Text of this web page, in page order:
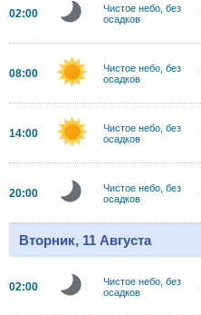
02:00
Чистое небо, без
осадков
08:00
Чистое небо, без
осадков
14:00
Чистое небо, без
осадков
20:00
Чистое небо, без
осадков
Вторник, 11 Августа
02:00
Чистое небо, без
осадков